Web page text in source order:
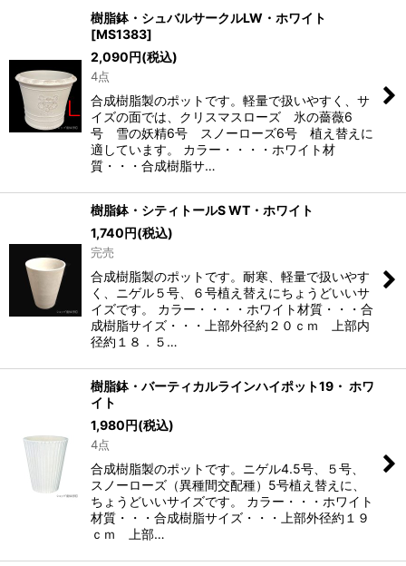
樹脂鉢・シュバルサークルLW・ホワイト
[MS1383]
2,090円(税込)
4点
合成樹脂製のポットです。軽量で扱いやすく、サ
イズの面では、クリスマスローズ 氷の薔薇6
号 雪の妖精6号 スノーローズ6号 植え替えに
適しています。 カラー・・・・ホワイト材
質・・・合成樹脂サ…
樹脂鉢・シティトールS WT・ホワイト
1,740円(税込)
完売
合成樹脂製のポットです。耐寒、軽量で扱いやす
く、ニゲル５号、６号植え替えにちょうどいいサ
イズです。 カラー・・・・ホワイト材質・・・合
成樹脂サイズ・・・上部外径約２０ｃｍ 上部内
径約１８．５…
樹脂鉢・バーティカルラインハイポット19・ ホワ
イト
1,980円(税込)
4点
合成樹脂製のポットです。ニゲル4.5号、５号、
スノーローズ（異種間交配種）5号植え替えに、
ちょうどいいサイズです。 カラー・・・ホワイト
材質・・・合成樹脂サイズ・・・上部外径約１９
ｃｍ 上部…